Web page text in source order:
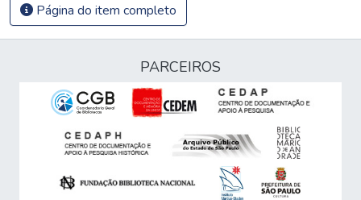
Página do item completo
PARCEIROS